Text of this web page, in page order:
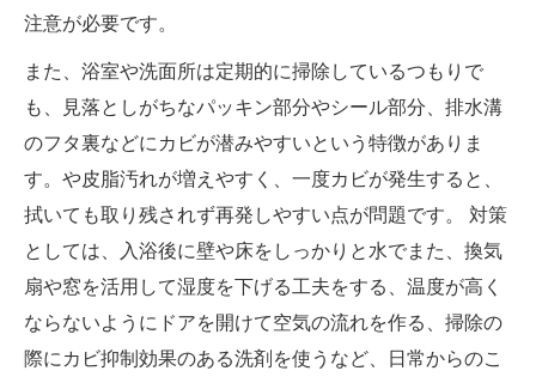
注意が必要です。
また、浴室や洗面所は定期的に掃除しているつもりで
も、見落としがちなパッキン部分やシール部分、排水溝
のフタ裏などにカビが潜みやすいという特徴がありま
す。や皮脂汚れが増えやすく、一度カビが発生すると、
拭いても取り残されず再発しやすい点が問題です。 対策
としては、入浴後に壁や床をしっかりと水でまた、換気
扇や窓を活用して湿度を下げる工夫をする、温度が高く
ならないようにドアを開けて空気の流れを作る、掃除の
際にカビ抑制効果のある洗剤を使うなど、日常からのこ